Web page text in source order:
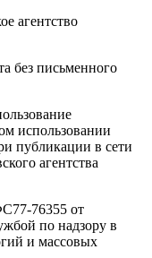
агентство
без письменного
использовании
публикации в сети
агентства
76355 от
по надзору в
и массовых